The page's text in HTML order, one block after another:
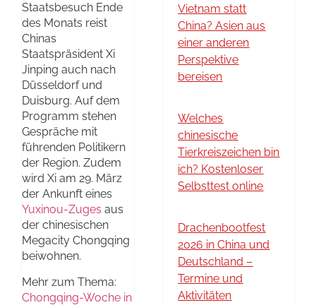
Staatsbesuch Ende
des Monats reist
Chinas
Staatspräsident Xi
Jinping auch nach
Düsseldorf und
Duisburg. Auf dem
Programm stehen
Gespräche mit
führenden Politikern
der Region. Zudem
wird Xi am 29. März
der Ankunft eines
Yuxinou-Zuges aus
der chinesischen
Megacity Chongqing
beiwohnen.
Mehr zum Thema:
Chongqing-Woche in
Vietnam statt
China? Asien aus
einer anderen
Perspektive
bereisen
Welches
chinesische
Tierkreiszeichen bin
ich? Kostenloser
Selbsttest online
Drachenbootfest
2026 in China und
Deutschland –
Termine und
Aktivitäten